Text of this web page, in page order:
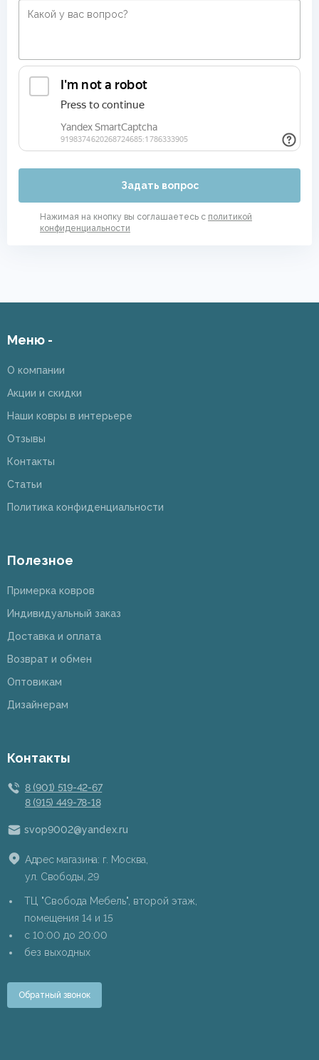
Задать вопрос
Нажимая на кнопку вы соглашаетесь с политикой
конфиденциальности
Меню -
О компании
Акции и скидки
Наши ковры в интерьере
Отзывы
Контакты
Статьи
Политика конфиденциальности
Полезное
Примерка ковров
Индивидуальный заказ
Доставка и оплата
Возврат и обмен
Оптовикам
Дизайнерам
Контакты
8 (901) 519-42-67
8 (915) 449-78-18
svop9002@yandex.ru
Адрес магазина: г. Москва,
ул. Свободы, 29
ТЦ "Свобода Мебель", второй этаж,
помещения 14 и 15
c 10:00 до 20:00
без выходных
Обратный звонок